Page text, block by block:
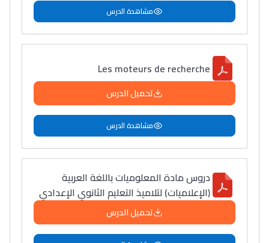
مشاهدة الدرس
Les moteurs de recherche
تحميل الدرس
مشاهدة الدرس
دروس مادة المعلوميات باللغة العربية
(الإعلاميات) لتلاميذ التعليم الثانوي الإعدادي
تحميل الدرس